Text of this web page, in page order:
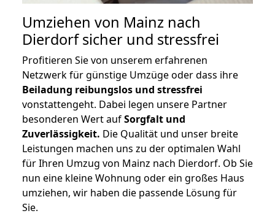
Umziehen von Mainz nach
Dierdorfsicher und stressfrei
Profitieren Sie von unserem erfahrenen
Netzwerk für günstige Umzüge oder dass ihre
Beiladung reibungslos und stressfrei
vonstattengeht. Dabei legen unsere Partner
besonderen Wert aufSorgfalt und
Zuverlässigkeit. Die Qualität und unser breite
Leistungen machen uns zu der optimalen Wahl
für Ihren Umzug von Mainz nach Dierdorf. Ob Sie
nun eine kleine Wohnung oder ein großes Haus
umziehen, wir haben die passende Lösung für
Sie.